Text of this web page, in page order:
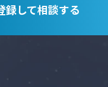
録して相談する